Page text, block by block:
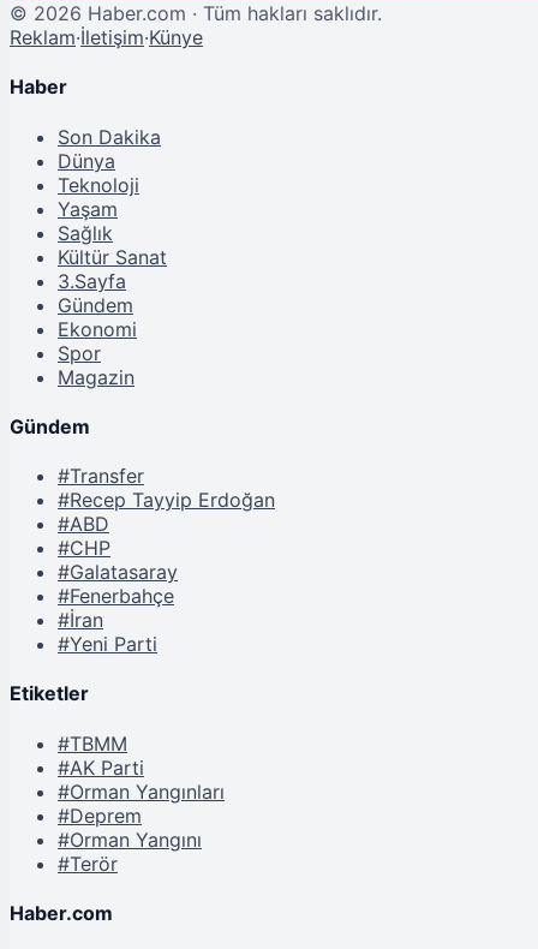
© 2026 Haber.com · Tüm hakları saklıdır.
Reklam·İletişim·Künye
Haber
Son Dakika
Dünya
Teknoloji
Yaşam
Sağlık
Kültür Sanat
3.Sayfa
Gündem
Ekonomi
Spor
Magazin
Gündem
#Transfer
#Recep Tayyip Erdoğan
#ABD
#CHP
#Galatasaray
#Fenerbahçe
#İran
#Yeni Parti
Etiketler
#TBMM
#AK Parti
#Orman Yangınları
#Deprem
#Orman Yangını
#Terör
Haber.com